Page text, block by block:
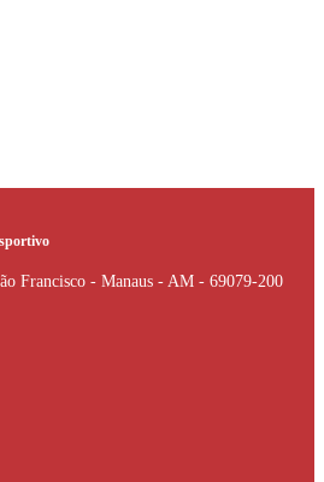
Francisco - Manaus - AM - 69079-200